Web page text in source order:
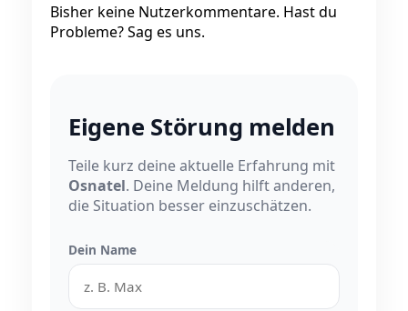
Bisher keine Nutzerkommentare. Hast du
Probleme? Sag es uns.
Eigene Störung melden
Teile kurz deine aktuelle Erfahrung mit
Osnatel. Deine Meldung hilft anderen,
die Situation besser einzuschätzen.
Dein Name